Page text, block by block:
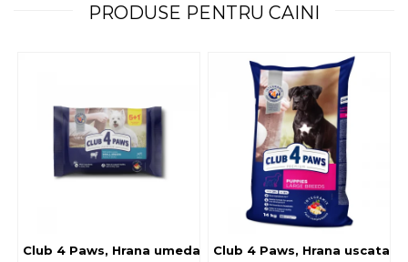
PRODUSE PENTRU CAINI
Club 4 Paws, Hrana umeda caini - cu miel, set 5+1, 6x80 g
Club 4 Paws, Hrana uscata